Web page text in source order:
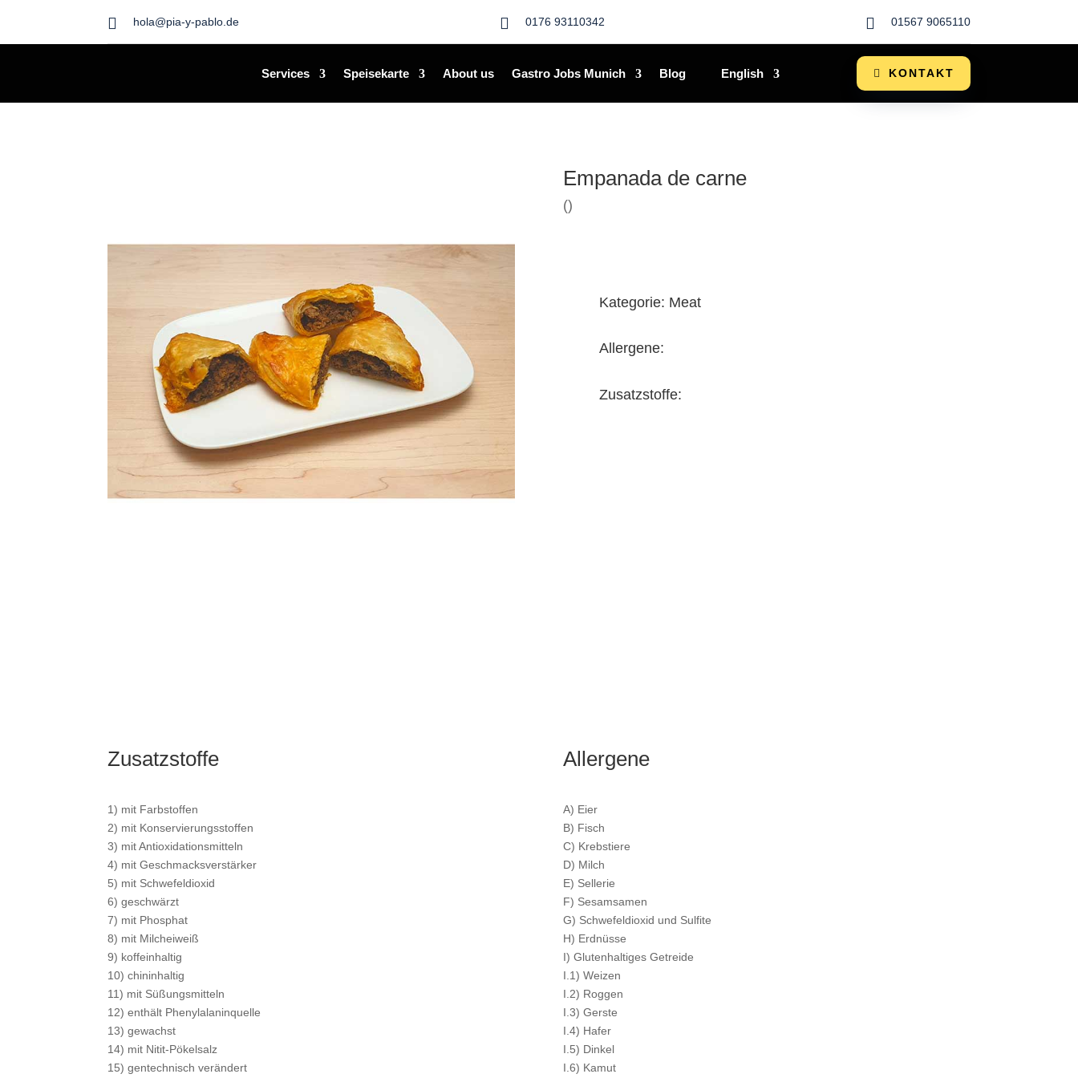
 hola@pia-y-pablo.de  0176 93110342  01567 9065110
Services Speisekarte About us Gastro Jobs Munich Blog English KONTAKT
Empanada de carne
()
Kategorie: Meat
Allergene:
Zusatzstoffe:
Zusatzstoffe
1) mit Farbstoffen
2) mit Konservierungsstoffen
3) mit Antioxidationsmitteln
4) mit Geschmacksverstärker
5) mit Schwefeldioxid
6) geschwärzt
7) mit Phosphat
8) mit Milcheiweiß
9) koffeinhaltig
10) chininhaltig
11) mit Süßungsmitteln
12) enthält Phenylalaninquelle
13) gewachst
14) mit Nitit-Pökelsalz
15) gentechnisch verändert
Allergene
A) Eier
B) Fisch
C) Krebstiere
D) Milch
E) Sellerie
F) Sesamsamen
G) Schwefeldioxid und Sulfite
H) Erdnüsse
I) Glutenhaltiges Getreide
I.1) Weizen
I.2) Roggen
I.3) Gerste
I.4) Hafer
I.5) Dinkel
I.6) Kamut